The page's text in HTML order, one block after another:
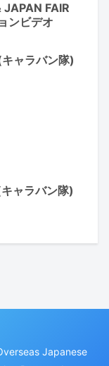
FAIR
ンビデオ
ャラバン隊)
ャラバン隊)
Japanese